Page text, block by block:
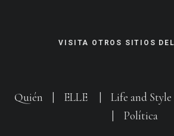
VISITA OTROS SITIOS DEL
Quién ELLE Life and Style
Política